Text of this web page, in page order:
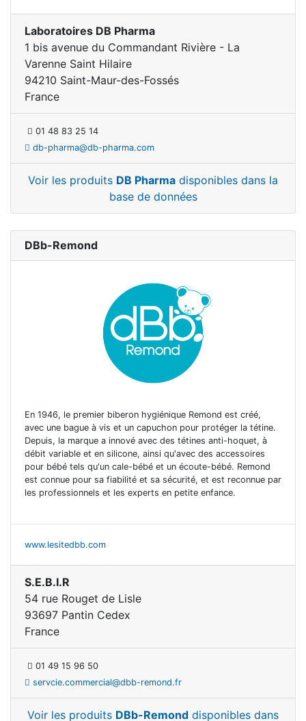
Laboratoires DB Pharma
1 bis avenue du Commandant Rivière - La
Varenne Saint Hilaire
94210 Saint-Maur-des-Fossés
France
01 48 83 25 14
db-pharma@db-pharma.com
Voir les produits DB Pharma disponibles dans la
base de données
DBb-Remond
En 1946, le premier biberon hygiénique Remond est créé,
avec une bague à vis et un capuchon pour protéger la tétine.
Depuis, la marque a innové avec des tétines anti-hoquet, à
débit variable et en silicone, ainsi qu'avec des accessoires
pour bébé tels qu'un cale-bébé et un écoute-bébé. Remond
est connue pour sa fiabilité et sa sécurité, et est reconnue par
les professionnels et les experts en petite enfance.
www.lesitedbb.com
S.E.B.I.R
54 rue Rouget de Lisle
93697 Pantin Cedex
France
01 49 15 96 50
servcie.commercial@dbb-remond.fr
Voir les produits DBb-Remond disponibles dans